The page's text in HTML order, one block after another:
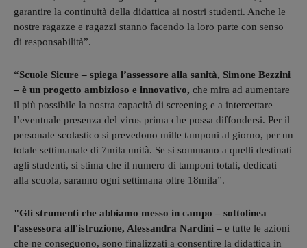
garantire la continuità della didattica ai nostri studenti. Anche le
nostre ragazze e ragazzi stanno facendo la loro parte con senso
di responsabilità”.
“Scuole Sicure – spiega l’assessore alla sanità, Simone Bezzini
– è un progetto ambizioso e innovativo, che mira ad aumentare
il più possibile la nostra capacità di screening e a intercettare
l’eventuale presenza del virus prima che possa diffondersi. Per il
personale scolastico si prevedono mille tamponi al giorno, per un
totale settimanale di 7mila unità. Se si sommano a quelli destinati
agli studenti, si stima che il numero di tamponi totali, dedicati
alla scuola, saranno ogni settimana oltre 18mila”.
"Gli strumenti che abbiamo messo in campo – sottolinea
l'assessora all'istruzione, Alessandra Nardini – e tutte le azioni
che ne conseguono, sono finalizzati a consentire la didattica in